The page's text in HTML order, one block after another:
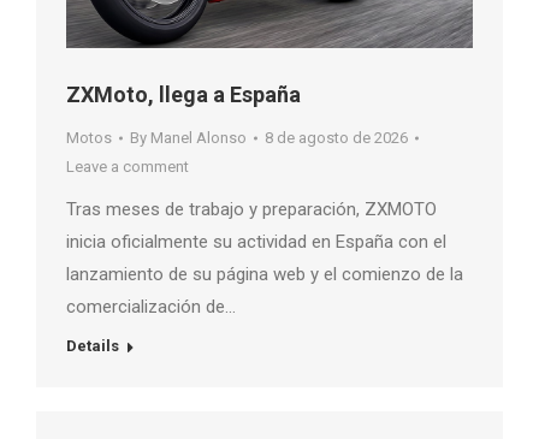
ZXMoto, llega a España
Motos By Manel Alonso
8 de agosto de 2026
Leave a comment
Tras meses de trabajo y preparación, ZXMOTO
inicia oficialmente su actividad en España con el
lanzamiento de su página web y el comienzo de la
comercialización de…
Details